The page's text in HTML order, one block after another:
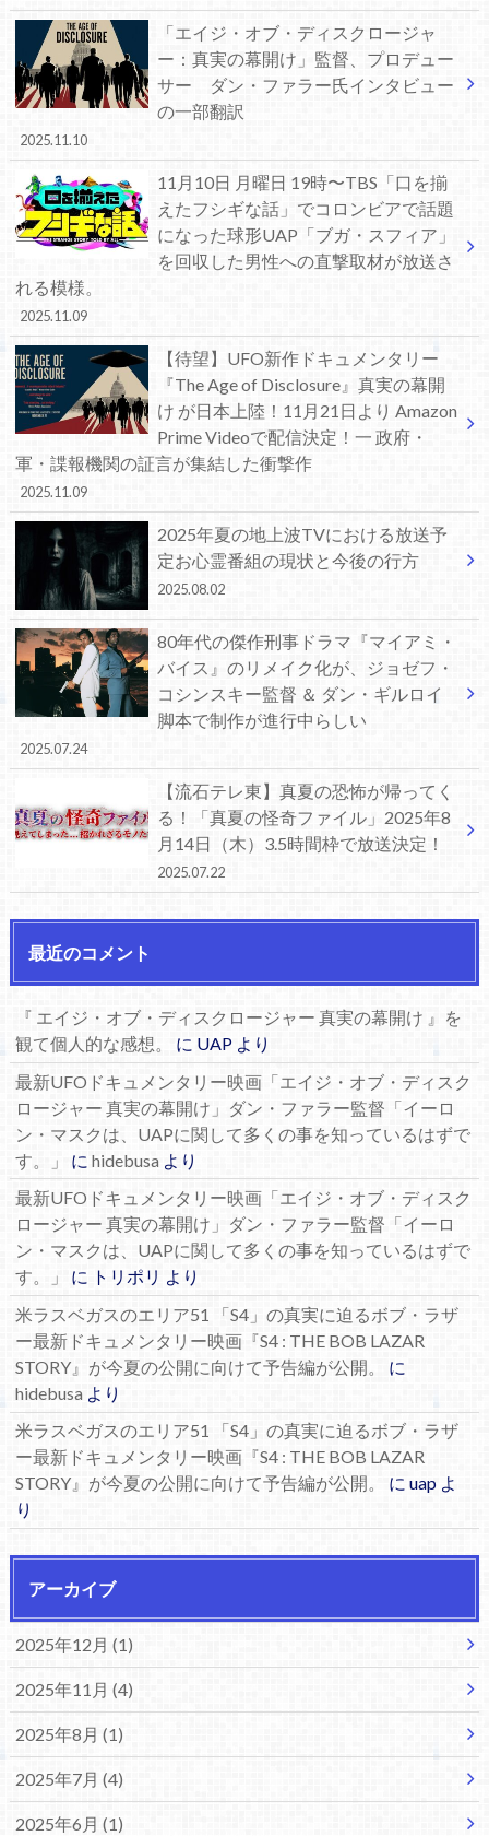
「エイジ・オブ・ディスクロージャ
ー：真実の幕開け」監督、プロデュー
サー ダン・ファラー氏インタビュー
の一部翻訳
2025.11.10
11月10日 月曜日 19時〜TBS「口を揃
えたフシギな話」でコロンビアで話題
になった球形UAP「ブガ・スフィア」
を回収した男性への直撃取材が放送さ
れる模様。
2025.11.09
【待望】UFO新作ドキュメンタリー
『The Age of Disclosure』真実の幕開
け が日本上陸！11月21日より Amazon
Prime Videoで配信決定！一 政府・
軍・諜報機関の証言が集結した衝撃作
2025.11.09
2025年夏の地上波TVにおける放送予
定お心霊番組の現状と今後の行方
2025.08.02
80年代の傑作刑事ドラマ『マイアミ・
バイス』のリメイク化が、ジョゼフ・
コシンスキー監督 ＆ ダン・ギルロイ
脚本で制作が進行中らしい
2025.07.24
【流石テレ東】真夏の恐怖が帰ってく
る！「真夏の怪奇ファイル」2025年8
月14日（木）3.5時間枠で放送決定！
2025.07.22
最近のコメント
『 エイジ・オブ・ディスクロージャー 真実の幕開け 』を
観て個人的な感想。
に UAPより
最新UFOドキュメンタリー映画「エイジ・オブ・ディスク
ロージャー 真実の幕開け」ダン・ファラー監督「イーロ
ン・マスクは、UAPに関して多くの事を知っているはずで
す。」
に hidebusaより
最新UFOドキュメンタリー映画「エイジ・オブ・ディスク
ロージャー 真実の幕開け」ダン・ファラー監督「イーロ
ン・マスクは、UAPに関して多くの事を知っているはずで
す。」
に トリポリ より
米ラスベガスのエリア51 「S4」の真実に迫るボブ・ラザ
ー最新ドキュメンタリー映画『S4 : THE BOB LAZAR
STORY』が今夏の公開に向けて予告編が公開。
に
hidebusaより
米ラスベガスのエリア51 「S4」の真実に迫るボブ・ラザ
ー最新ドキュメンタリー映画『S4 : THE BOB LAZAR
STORY』が今夏の公開に向けて予告編が公開。
に uapよ
り
アーカイブ
2025年12月 (1)
2025年11月 (4)
2025年8月 (1)
2025年7月 (4)
2025年6月 (1)